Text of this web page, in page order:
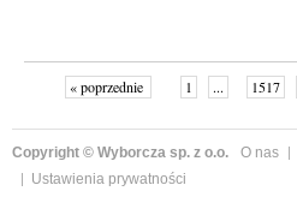
« poprzednie 1 ... 1517
Copyright © Wyborcza sp. z o.o. O nas
Ustawienia prywatności